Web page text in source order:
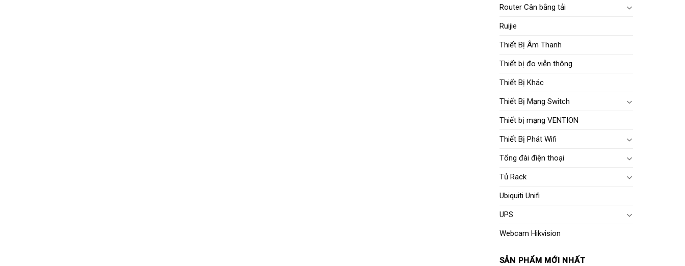
Router Cân bằng tải
Ruijie
Thiết Bị Âm Thanh
Thiết bị đo viễn thông
Thiết Bị Khác
Thiết Bị Mạng Switch
Thiết bị mạng VENTION
Thiết Bị Phát Wifi
Tổng đài điện thoại
Tủ Rack
Ubiquiti Unifi
UPS
Webcam Hikvision
SẢN PHẨM MỚI NHẤT